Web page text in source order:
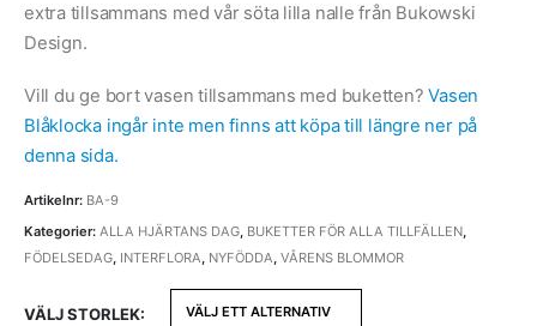
extra tillsammans med vår söta lilla nalle från Bukowski
Design.
Vill du ge bort vasen tillsammans med buketten?Vasen
Blåklocka ingår inte men finns att köpa till längre ner på
denna sida.
Artikelnr: BA-9
Kategorier: ALLA HJÄRTANS DAG BUKETTER FÖR ALLA TILLFÄLLEN
FÖDELSEDAG INTERFLORA NYFÖDDA VÅRENS BLOMMOR
VÄLJ STORLEK